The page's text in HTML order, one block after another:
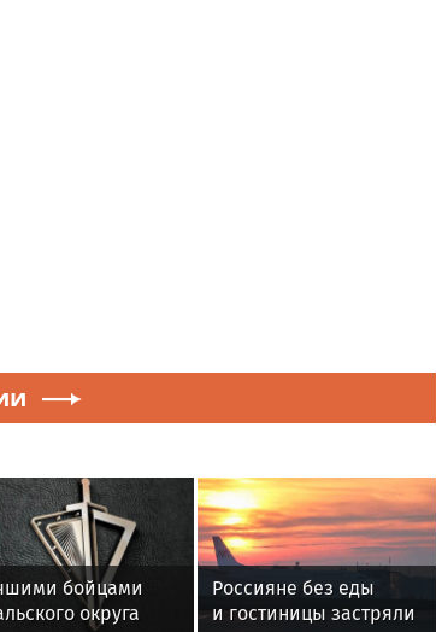
бойцами
округа
Россияне без еды
и гостиницы застряли